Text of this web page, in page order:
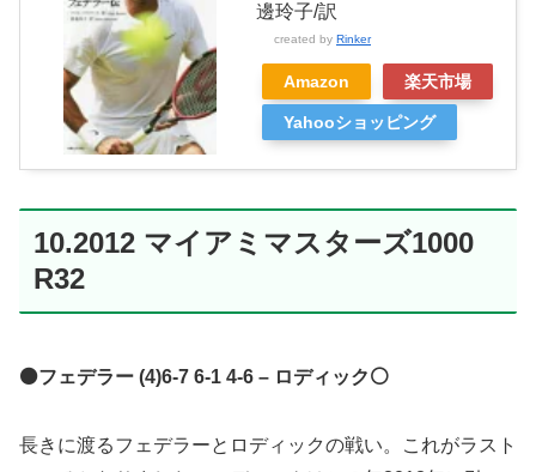
邊玲子/訳
created by Rinker
Amazon 楽天市場
Yahooショッピング
10.2012 マイアミマスターズ1000
R32
⚫️フェデラー (4)6-7 6-1 4-6 – ロディック⚪️
長きに渡るフェデラーとロディックの戦い。これがラスト